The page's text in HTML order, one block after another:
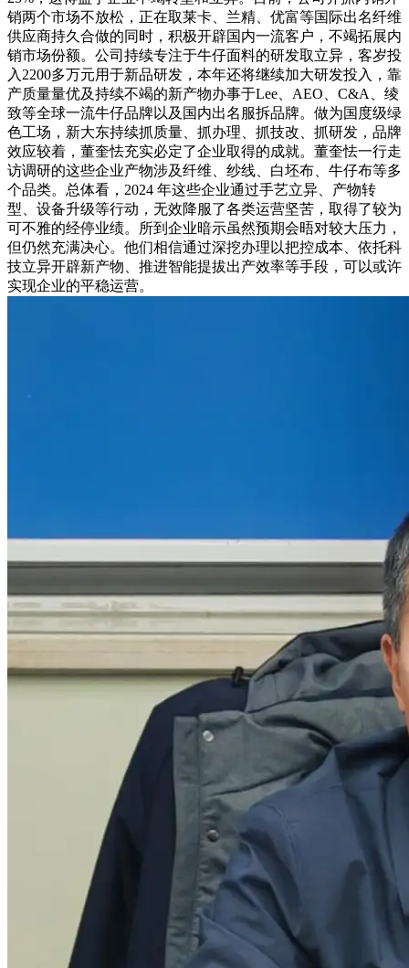
销两个市场不放松，正在取莱卡、兰精、优富等国际出名纤维
供应商持久合做的同时，积极开辟国内一流客户，不竭拓展内
销市场份额。公司持续专注于牛仔面料的研发取立异，客岁投
入2200多万元用于新品研发，本年还将继续加大研发投入，靠
产质量量优及持续不竭的新产物办事于Lee、AEO、C&A、绫
致等全球一流牛仔品牌以及国内出名服拆品牌。做为国度级绿
色工场，新大东持续抓质量、抓办理、抓技改、抓研发，品牌
效应较着，董奎怯充实必定了企业取得的成就。董奎怯一行走
访调研的这些企业产物涉及纤维、纱线、白坯布、牛仔布等多
个品类。总体看，2024 年这些企业通过手艺立异、产物转
型、设备升级等行动，无效降服了各类运营坚苦，取得了较为
可不雅的经停业绩。所到企业暗示虽然预期会晤对较大压力，
但仍然充满决心。他们相信通过深挖办理以把控成本、依托科
技立异开辟新产物、推进智能提拔出产效率等手段，可以或许
实现企业的平稳运营。